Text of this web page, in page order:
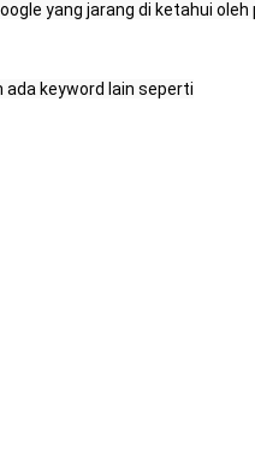
yang jarang di ketahui
ada keyword lain seperti